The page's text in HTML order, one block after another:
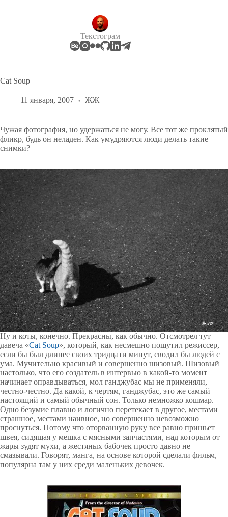
Текстограм
Cat Soup
11 января, 2007 ЖЖ
Чужая фотография, но удержаться не могу. Все тот же проклятый
фликр, будь он неладен. Как умудряются люди делать такие
снимки?
Ну и коты, конечно. Прекрасны, как обычно. Отсмотрел тут
давеча «Cat Soup», который, как несмешно пошутил режиссер,
если бы был длинее своих тридцати минут, сводил бы людей с
ума. Мучительно красивый и совершенно шизовый. Шизовый
настолько, что его создатель в интервью в какой-то момент
начинает оправдываться, мол ганджубас мы не применяли,
честно-честно. Да какой, к чертям, ганджубас, это же самый
настоящий и самый обычный сон. Только немножко кошмар.
Одно безумие плавно и логично перетекает в другое, местами
страшное, местами наивное, но совершенно невозможно
проснуться. Потому что оторванную руку все равно пришьет
швея, сидящая у мешка с мясными запчастями, над которым от
жары зудят мухи, а жестяных бабочек просто давно не
смазывали. Говорят, манга, на основе которой сделали фильм,
популярна там у них среди маленьких девочек.